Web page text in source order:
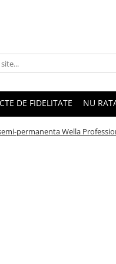
DE FIDELITATE NU
permanenta Wella